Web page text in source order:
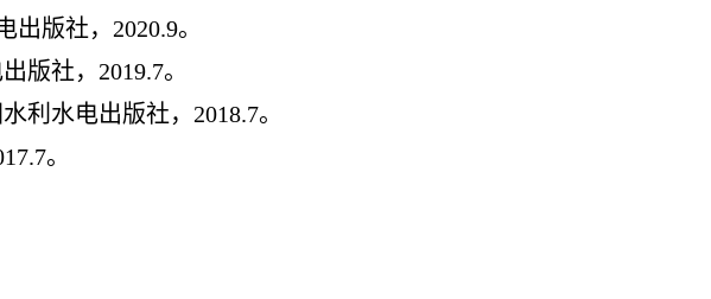
版社，2020.9。
版社，2019.7。
利水电出版社，2018.7。
。